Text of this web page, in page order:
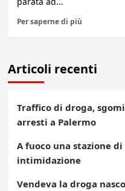
Per saperne di più
Articoli recenti
Traffico di droga,
arresti a Palermo
A fuoco una stazione
intimidazione
Vendeva la droga